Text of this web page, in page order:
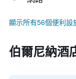
顯示所有56個便利設
伯爾尼納酒